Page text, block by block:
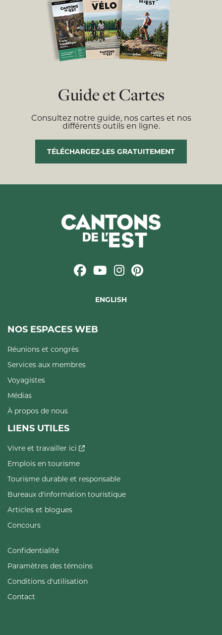
Guide et Cartes
Consultez notre guide, nos cartes et nos
différents outils en ligne.
TÉLÉCHARGEZ-LES GRATUITEMENT
ENGLISH
NOS ESPACES WEB
Réunions et congrès
Services aux membres
Voyagistes
Médias
À propos de nous
LIENS UTILES
Vivre et travailler ici
Emplois en tourisme
Tourisme durable et responsable
Bureaux d'information touristique
Articles et blogues
Concours
Confidentialité
Paramètres des témoins
Conditions d'utilisation
Contact